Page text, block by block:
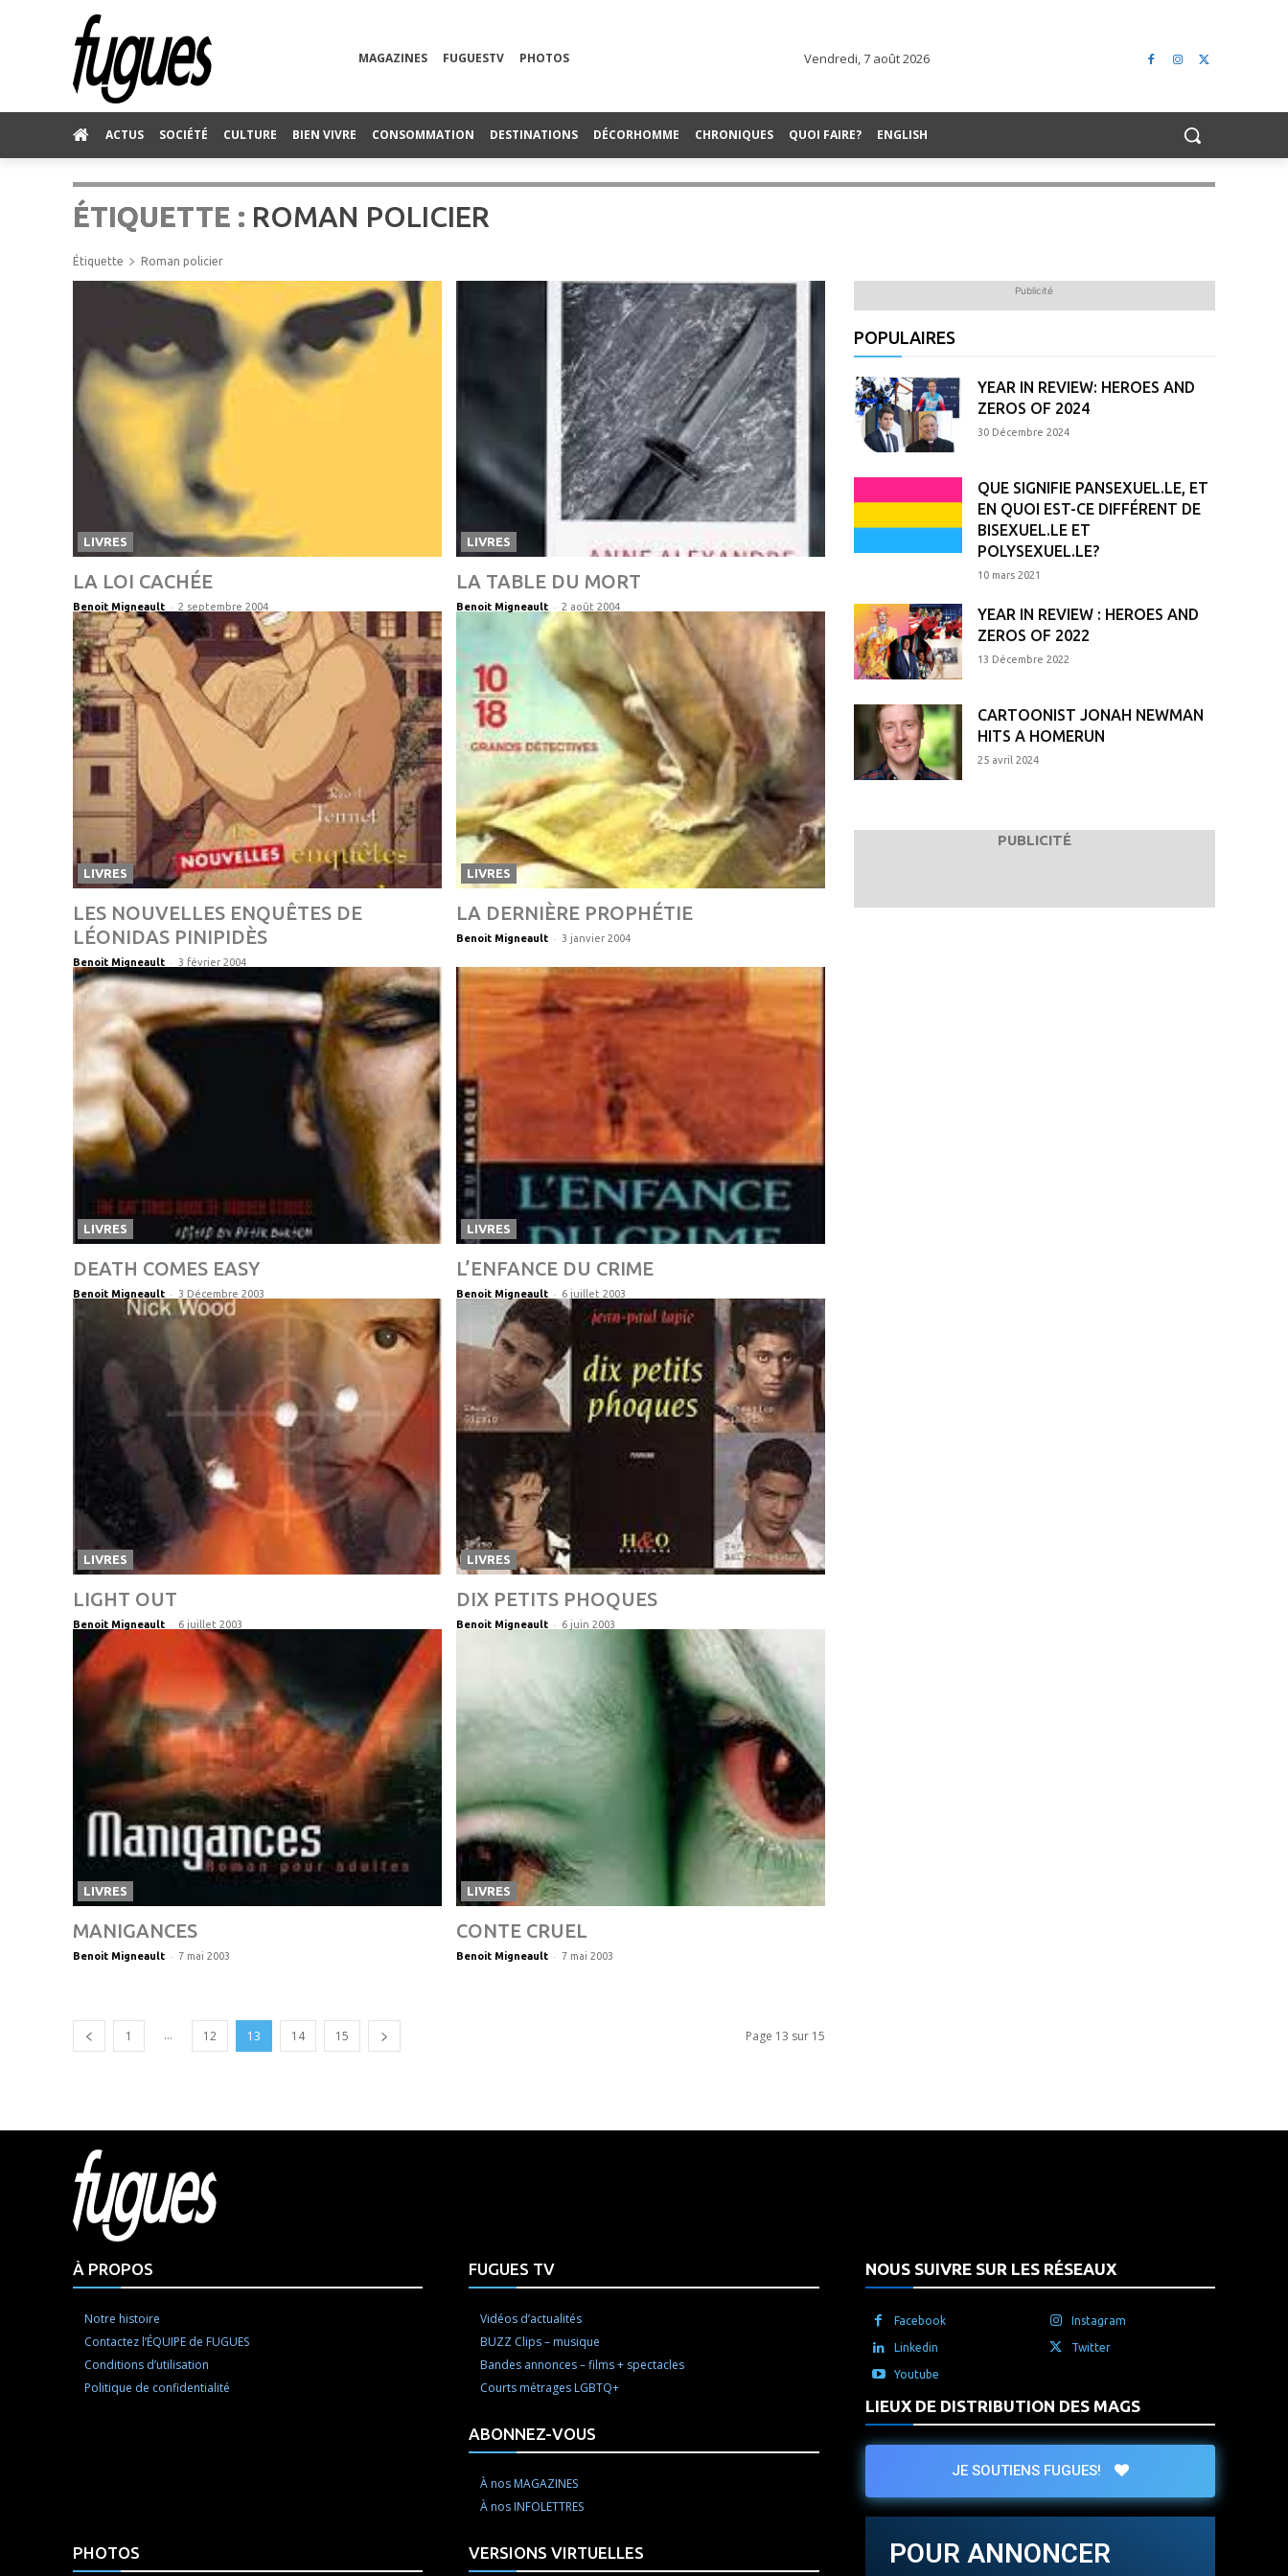
MAGAZINES FUGUESTV PHOTOS Vendredi, 7 août 2026
ACTUS SOCIÉTÉ CULTURE BIEN VIVRE CONSOMMATION DESTINATIONS DÉCORHOMME CHRONIQUES QUOI FAIRE? ENGLISH
ÉTIQUETTE : ROMAN POLICIER
Étiquette Roman policier
LIVRES
LA LOI CACHÉE
Benoit Migneault - 2 septembre 2004
LIVRES
LA TABLE DU MORT
Benoit Migneault - 2 août 2004
LIVRES
LES NOUVELLES ENQUÊTES DE
LÉONIDAS PINIPIDÈS
Benoit Migneault - 3 février 2004
LIVRES
LA DERNIÈRE PROPHÉTIE
Benoit Migneault - 3 janvier 2004
LIVRES
DEATH COMES EASY
Benoit Migneault - 3 Décembre 2003
LIVRES
L’ENFANCE DU CRIME
Benoit Migneault - 6 juillet 2003
LIVRES
LIGHT OUT
Benoit Migneault - 6 juillet 2003
LIVRES
DIX PETITS PHOQUES
Benoit Migneault - 6 juin 2003
LIVRES
MANIGANCES
Benoit Migneault - 7 mai 2003
LIVRES
CONTE CRUEL
Benoit Migneault - 7 mai 2003
1 ... 12 13 14 15 Page 13 sur 15
Publicité
POPULAIRES
YEAR IN REVIEW: HEROES AND
ZEROS OF 2024
30 Décembre 2024
QUE SIGNIFIE PANSEXUEL.LE, ET
EN QUOI EST-CE DIFFÉRENT DE
BISEXUEL.LE ET
POLYSEXUEL.LE?
10 mars 2021
YEAR IN REVIEW : HEROES AND
ZEROS OF 2022
13 Décembre 2022
CARTOONIST JONAH NEWMAN
HITS A HOMERUN
25 avril 2024
PUBLICITÉ
À PROPOS
Notre histoire
Contactez l’ÉQUIPE de FUGUES
Conditions d’utilisation
Politique de confidentialité
FUGUES TV
Vidéos d’actualités
BUZZ Clips – musique
Bandes annonces – films + spectacles
Courts métrages LGBTQ+
ABONNEZ-VOUS
À nos MAGAZINES
À nos INFOLETTRES
PHOTOS VERSIONS VIRTUELLES
NOUS SUIVRE SUR LES RÉSEAUX
Facebook Instagram
Linkedin Twitter
Youtube
LIEUX DE DISTRIBUTION DES MAGS
JE SOUTIENS FUGUES!
POUR ANNONCER